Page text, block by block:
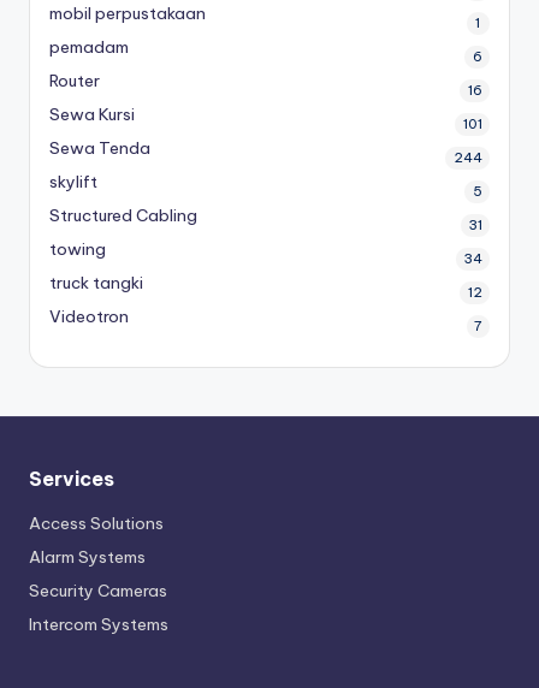
mobil perpustakaan 1
pemadam 6
Router 16
Sewa Kursi 101
Sewa Tenda 244
skylift 5
Structured Cabling 31
towing 34
truck tangki 12
Videotron 7
Services
Access Solutions
Alarm Systems
Security Cameras
Intercom Systems